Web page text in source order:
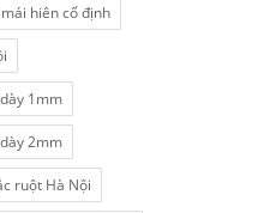
hiên cố định
1mm
2mm
ruột Hà Nội